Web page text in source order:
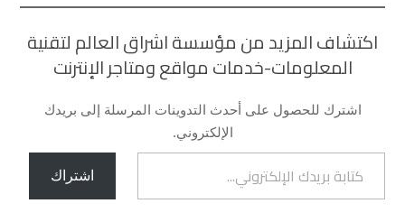
اكتشاف المزيد من مؤسسة اشراق العالم لتقنية
المعلومات-خدمات مواقع ومتاجر الإنترنت
اشترك للحصول على أحدث التدوينات المرسلة إلى بريدك
الإلكتروني.
كتابة بريدك الإلكتروني...
اشتراك